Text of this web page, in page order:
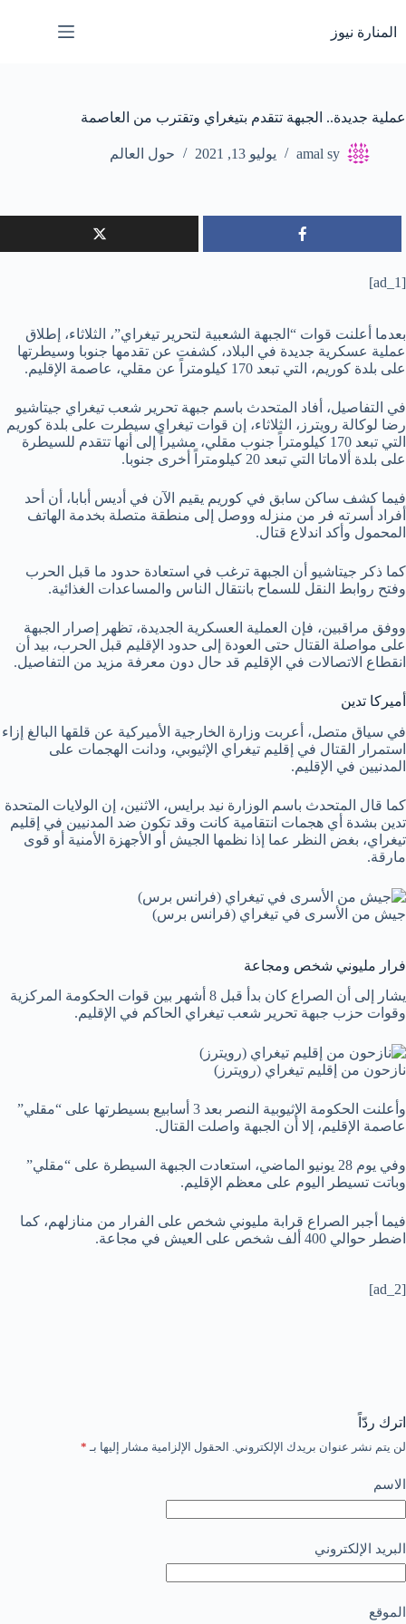
إلى
المحتوى
المنارة نيوز
عملية جديدة.. الجبهة تتقدم بتيغراي وتقترب من العاصمة
amal sy يوليو 13, 2021 حول العالم
[ad_1]
بعدما أعلنت قوات “الجبهة الشعبية لتحرير تيغراي”، الثلاثاء، إطلاق
عملية عسكرية جديدة في البلاد، كشفت عن تقدمها جنوبا وسيطرتها
على بلدة كوريم، التي تبعد 170 كيلومتراً عن مقلي، عاصمة الإقليم.
في التفاصيل، أفاد المتحدث باسم جبهة تحرير شعب تيغراي جيتاشيو
رضا لوكالة رويترز، الثلاثاء، إن قوات تيغراي سيطرت على بلدة كوريم
التي تبعد 170 كيلومتراً جنوب مقلي، مشيراً إلى أنها تتقدم للسيطرة
على بلدة ألاماتا التي تبعد 20 كيلومتراً أخرى جنوبا.
فيما كشف ساكن سابق في كوريم يقيم الآن في أديس أبابا، أن أحد
أفراد أسرته فر من منزله ووصل إلى منطقة متصلة بخدمة الهاتف
المحمول وأكد اندلاع قتال.
كما ذكر جيتاشيو أن الجبهة ترغب في استعادة حدود ما قبل الحرب
وفتح روابط النقل للسماح بانتقال الناس والمساعدات الغذائية.
ووفق مراقبين، فإن العملية العسكرية الجديدة، تظهر إصرار الجبهة
على مواصلة القتال حتى العودة إلى حدود الإقليم قبل الحرب، بيد أن
انقطاع الاتصالات في الإقليم قد حال دون معرفة مزيد من التفاصيل.
أميركا تدين
في سياق متصل، أعربت وزارة الخارجية الأميركية عن قلقها البالغ إزاء
استمرار القتال في إقليم تيغراي الإثيوبي، ودانت الهجمات على
المدنيين في الإقليم.
كما قال المتحدث باسم الوزارة نيد برايس، الاثنين، إن الولايات المتحدة
تدين بشدة أي هجمات انتقامية كانت وقد تكون ضد المدنيين في إقليم
تيغراي، بغض النظر عما إذا نظمها الجيش أو الأجهزة الأمنية أو قوى
مارقة.
جيش من الأسرى في تيغراي (فرانس برس)
فرار مليوني شخص ومجاعة
يشار إلى أن الصراع كان بدأ قبل 8 أشهر بين قوات الحكومة المركزية
وقوات حزب جبهة تحرير شعب تيغراي الحاكم في الإقليم.
نازحون من إقليم تيغراي (رويترز)
وأعلنت الحكومة الإثيوبية النصر بعد 3 أسابيع بسيطرتها على “مقلي”
عاصمة الإقليم، إلا أن الجبهة واصلت القتال.
وفي يوم 28 يونيو الماضي، استعادت الجبهة السيطرة على “مقلي”
وباتت تسيطر اليوم على معظم الإقليم.
فيما أجبر الصراع قرابة مليوني شخص على الفرار من منازلهم، كما
اضطر حوالي 400 ألف شخص على العيش في مجاعة.
[ad_2]
اترك ردّاً
لن يتم نشر عنوان بريدك الإلكتروني. الحقول الإلزامية مشار إليها بـ *
الاسم
البريد الإلكتروني
الموقع